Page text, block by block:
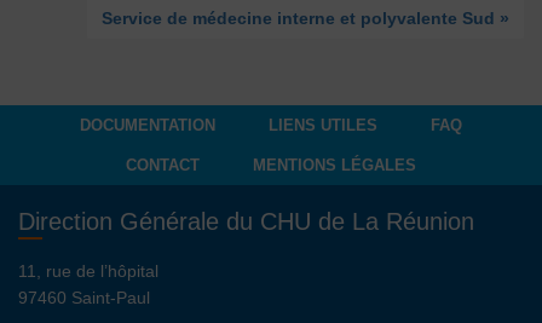
Service de médecine interne et polyvalente Sud »
DOCUMENTATION LIENS UTILES FAQ
CONTACT MENTIONS LÉGALES
Direction Générale du CHU de La Réunion
11, rue de l’hôpital
97460 Saint-Paul